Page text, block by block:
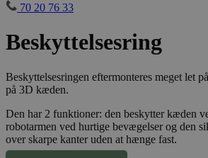
70 20 76 33
Beskyttelsesring
Beskyttelsesringen eftermonteres meget let
på 3D kæden.
Den har 2 funktioner: den beskytter kæden
robotarmen ved hurtige bevægelser og den
over skarpe kanter uden at hænge fast.